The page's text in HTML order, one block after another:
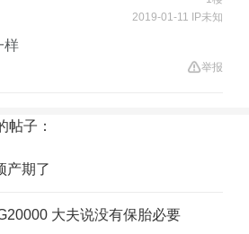
2019-01-11 IP未知
样
举报
帖子：
产期了
大夫说没有保胎必要